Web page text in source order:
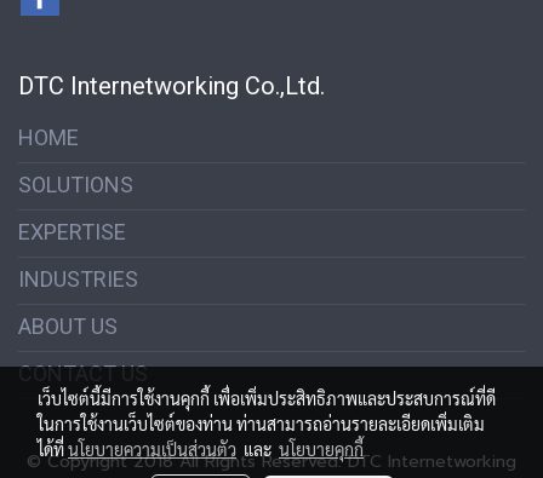
DTC Internetworking Co.,Ltd.
HOME
SOLUTIONS
EXPERTISE
INDUSTRIES
ABOUT US
CONTACT US
© Copyright 2018 All Rights Reserved. DTC Internetworking
เว็บไซต์นี้มีการใช้งานคุกกี้ เพื่อเพิ่มประสิทธิภาพและประสบการณ์ที่ดี
ในการใช้งานเว็บไซต์ของท่าน ท่านสามารถอ่านรายละเอียดเพิ่มเติม
ได้ที่นโยบายความเป็นส่วนตัว และ นโยบายคุกกี้